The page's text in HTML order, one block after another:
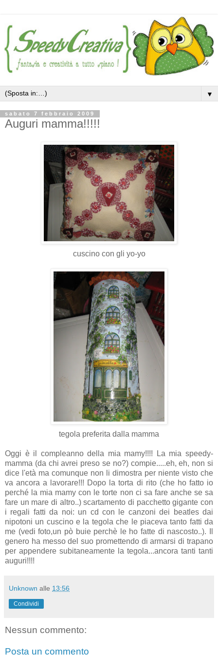
▼
sabato 7 febbraio 2009
Auguri mamma!!!!!
cuscino con gli yo-yo
tegola preferita dalla mamma
Oggi è il compleanno della mia mamy!!!! La mia speedy-
mamma (da chi avrei preso se no?) compie.....eh, eh, non si
dice l'età ma comunque non li dimostra per niente visto che
va ancora a lavorare!!! Dopo la torta di rito (che ho fatto io
perché la mia mamy con le torte non ci sa fare anche se sa
fare un mare di altro..) scartamento di pacchetto gigante con
i regali fatti da noi: un cd con le canzoni dei beatles dai
nipotoni un cuscino e la tegola che le piaceva tanto fatti da
me (vedi foto,un pò buie perchè le ho fatte di nascosto..). Il
genero ha messo del suo promettendo di armarsi di trapano
per appendere subitaneamente la tegola...ancora tanti tanti
auguri!!!!
Unknown alle 13:56
Condividi
Nessun commento:
Posta un commento